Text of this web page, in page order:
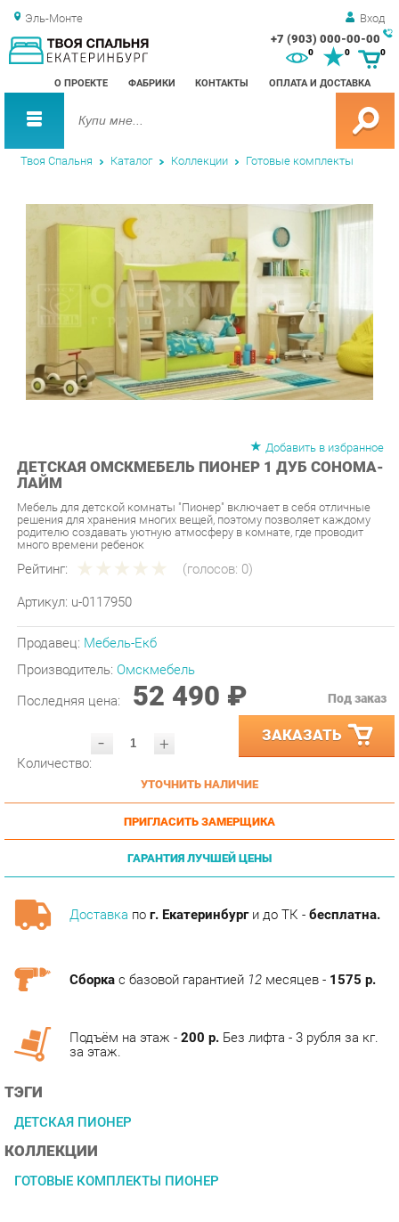
Эль-Монте Вход
+7 (903) 000-00-00
О ПРОЕКТЕ ФАБРИКИ КОНТАКТЫ ОПЛАТА И ДОСТАВКА
0 0
Твоя Спальня Каталог Коллекции Готовые комплекты
ДЕТСКАЯ ОМСКМЕБЕЛЬ ПИОНЕР 1 ДУБ СОНОМА-
ЛАЙМ
Мебель для детской комнаты "Пионер" включает в себя отличные
родителю создавать уютную атмосферу в комнате, где проводит
много времени ребенок
Рейтинг:
Артикул: u-0117950
Производитель:Омскмебель
Последняя цена: 52 490 ₽
- ЗАКАЗАТЬ
УТОЧНИТЬ НАЛИЧИЕ
ПРИГЛАСИТЬ ЗАМЕРЩИКА
ГАРАНТИЯ ЛУЧШЕЙ ЦЕНЫ
Доставкапог. Екатеринбурги до ТК -бесплатна.
ТЭГИ
ГОТОВЫЕ КОМПЛЕКТЫ ПИОНЕР
ОПИСАНИЕ